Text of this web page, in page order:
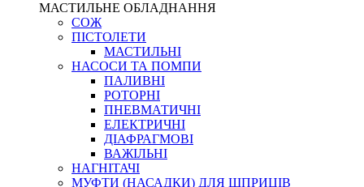
МАСТИЛЬНЕ ОБЛАДНАННЯ
СОЖ
ПІСТОЛЕТИ
МАСТИЛЬНІ
НАСОСИ ТА ПОМПИ
ПАЛИВНІ
РОТОРНІ
ПНЕВМАТИЧНІ
ЕЛЕКТРИЧНІ
ДІАФРАГМОВІ
ВАЖІЛЬНІ
НАГНІТАЧІ
МУФТИ (НАСАДКИ) ДЛЯ ШПРИЦІВ